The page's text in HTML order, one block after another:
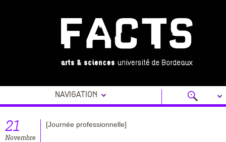
Navigation
21
Novembre
[Journée professionnelle]